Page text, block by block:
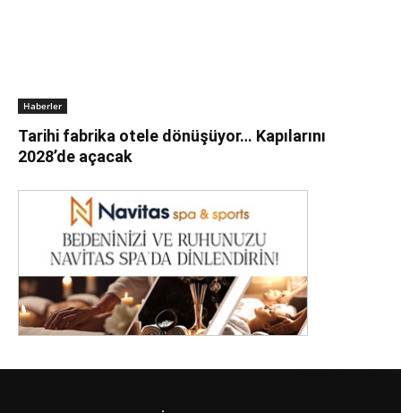
Haberler
Tarihi fabrika otele dönüşüyor… Kapılarını
2028’de açacak